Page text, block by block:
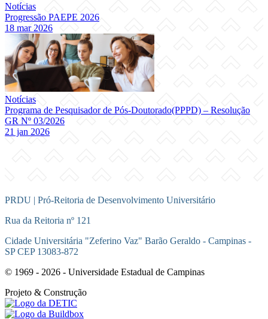
Notícias
Progressão PAEPE 2026
18 mar 2026
Notícias
Programa de Pesquisador de Pós-Doutorado(PPPD) – Resolução
GR Nº 03/2026
21 jan 2026
PRDU | Pró-Reitoria de Desenvolvimento Universitário
Rua da Reitoria nº 121
Cidade Universitária "Zeferino Vaz" Barão Geraldo - Campinas -
SP CEP 13083-872
© 1969 - 2026 - Universidade Estadual de Campinas
Projeto & Construção